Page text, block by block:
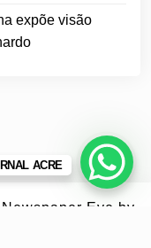
expõe visão
Eye by
ACRE